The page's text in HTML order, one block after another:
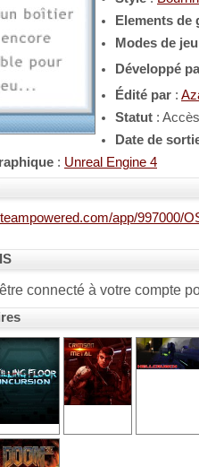
Elements de
Modes de jeu
Développé
Édité par :
Statut :
Date de
: Unreal Engine 4
app/997000/
connecté à votre compte